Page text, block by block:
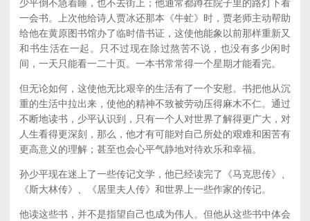
少平倒不急着睡，也不去街上；他通常都蹲在院子里的路灯下看
一会书。上次他给诗人贾冰还那本《牛虻》时，贾老师主动帮助
给他在黄原图书馆办了临时借书证，这使他能象以前那样重新又
和书生活在一起。只不过现在除过熬苦不说，也没有多少闲时
间，一天只能看一二十页。一本书常常得一个星期才能看完。
但无论如何，这使他无比艰辛的生活有了一个安慰。书把他从沉
重的生活中拉出来，使他的精神不致被劳动压得麻木不仁。通过
不断地读书，少平认识到，只有一个人对世界了解得更广大，对
人生看得更深刻，那么，他才有可能对自己所处的艰难和困苦有
更高意义的理解；甚至也会心平气静地对待欢乐和幸福。
孙少平现在迷上了一些传记文学，他已经读完了《马克思传》、
《斯大林传》、《居里夫人传》和世界上一些作家的传记。
他读这些书，并不是指望自己也成为伟人。但他从这些书中体会